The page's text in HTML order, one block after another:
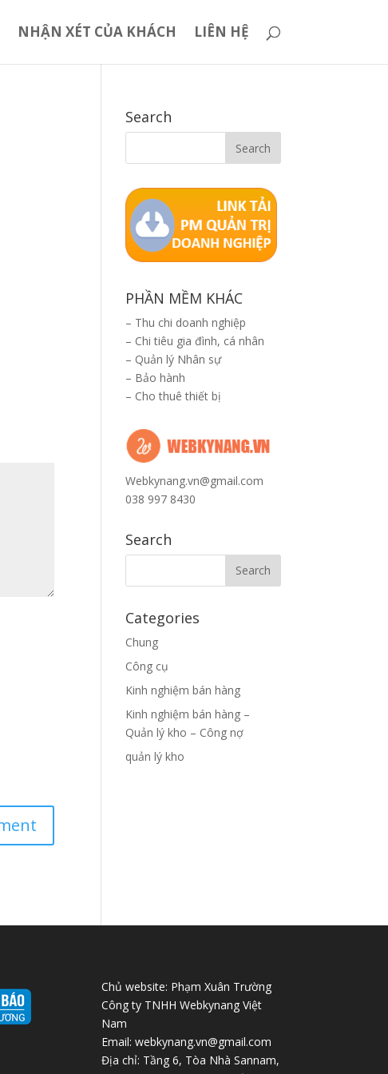
NHẬN XÉT CỦA KHÁCH LIÊN HỆ
Search
PHẦN MỀM KHÁC
– Thu chi doanh nghiệp
– Chi tiêu gia đình, cá nhân
– Quản lý Nhân sự
– Bảo hành
– Cho thuê thiết bị
Webkynang.vn@gmail.com
038 997 8430
Search
Categories
Chung
Công cụ
Kinh nghiệm bán hàng
Kinh nghiệm bán hàng –
Quản lý kho – Công nợ
quản lý kho
Chủ website: Phạm Xuân Trường
Công ty TNHH Webkynang Việt
Nam
Email: webkynang.vn@gmail.com
Địa chỉ: Tầng 6, Tòa Nhà Sannam,